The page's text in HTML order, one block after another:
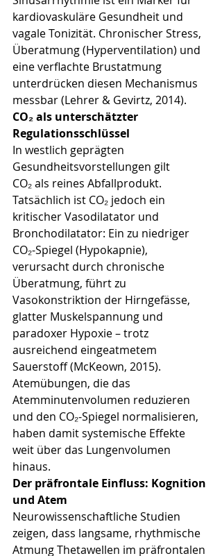
kardiovaskuläre Gesundheit und
vagale Tonizität. Chronischer Stress,
Überatmung (Hyperventilation) und
eine verflachte Brustatmung
unterdrücken diesen Mechanismus
messbar (Lehrer & Gevirtz, 2014).
CO₂ als unterschätzter
Regulationsschlüssel
In westlich geprägten
Gesundheitsvorstellungen gilt
CO₂ als reines Abfallprodukt.
Tatsächlich ist CO₂ jedoch ein
kritischer Vasodilatator und
Bronchodilatator: Ein zu niedriger
CO₂-Spiegel (Hypokapnie),
verursacht durch chronische
Überatmung, führt zu
Vasokonstriktion der Hirngefässe,
glatter Muskelspannung und
paradoxer Hypoxie – trotz
ausreichend eingeatmetem
Sauerstoff (McKeown, 2015).
Atemübungen, die das
Atemminutenvolumen reduzieren
und den CO₂-Spiegel normalisieren,
haben damit systemische Effekte
weit über das Lungenvolumen
hinaus.
Der präfrontale Einfluss: Kognition
und Atem
Neurowissenschaftliche Studien
zeigen, dass langsame, rhythmische
Atmung Thetawellen im präfrontalen